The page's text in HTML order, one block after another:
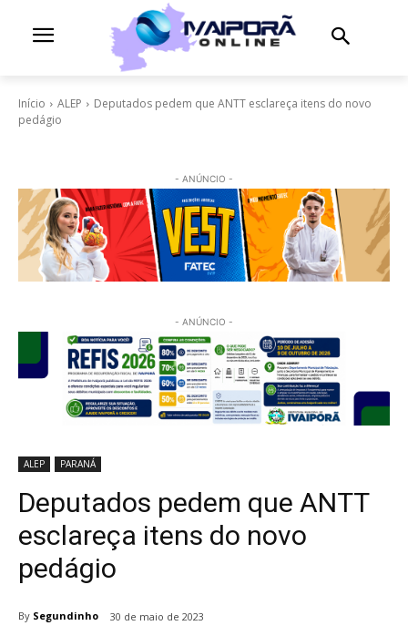
Início ALEP
Deputados pedem que ANTT esclareça itens do novo
pedágio
- ANÚNCIO -
- ANÚNCIO -
ALEP PARANÁ
Deputados pedem que ANTT
esclareça itens do novo
pedágio
By Segundinho 30 de maio de 2023